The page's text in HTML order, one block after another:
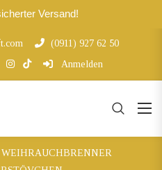
Versand!
(0911) 927 62 50
Anmelden
WEIHRAUCHBRENNER